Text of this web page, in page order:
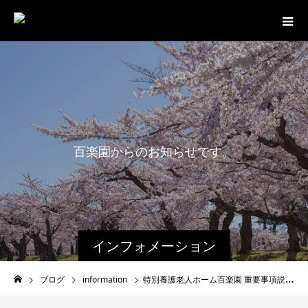
インフォメーション
百楽園からのお知らせです。
ブログ information 特別養護老人ホーム百楽園 重要事項説明書